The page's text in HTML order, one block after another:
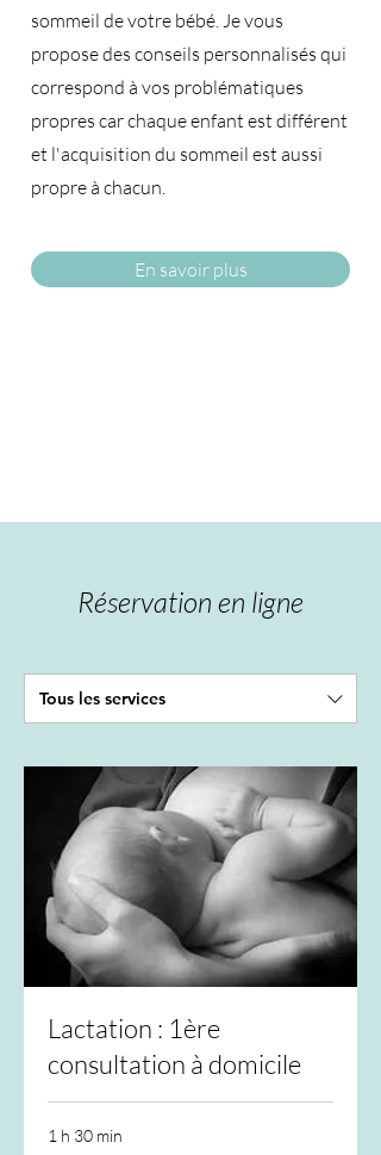
sommeil de votre bébé. Je vous
propose des conseils personnalisés qui
correspond à vos problématiques
propres car chaque enfant est différent
et l'acquisition du sommeil est aussi
propre à chacun.​
En savoir plus
Réservation en ligne
Tous les services
Lactation : 1ère
consultation à domicile
1 h 30 min